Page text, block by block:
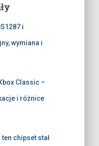
i
wymiana i
Classic –
i różnice
chipset stał